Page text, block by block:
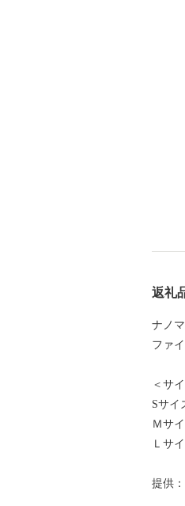
返礼
ナノ
ファ
＜サ
Sサイ
Ｍサ
Ｌサ
提供